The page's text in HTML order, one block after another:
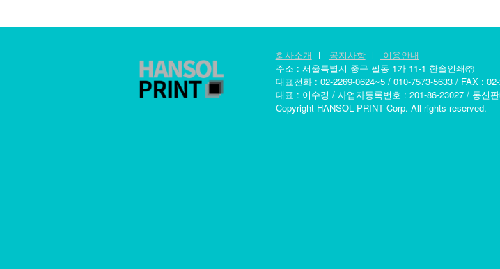
회사소개 ㅣ 공지사항ㅣ
이용안내
주소 : 서울특별시 중구 필동 1가 11-1 한솔인쇄㈜
대표전화 : 02-2269-0624~5 / 010-7573-5633 / FAX :
대표 : 이수경 / 사업자등록번호 : 201-86-23027 / 통신
Copyright HANSOL PRINT Corp. All rights reserved.